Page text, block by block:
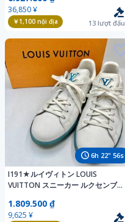
36,850 ¥
￥1,100nội địa 13 lượt đấu
6h 22" 55s
I191★ルイヴィトン LOUIS
VUITTON スニーカー ルクセンブル
1.809.500 ₫
9,625 ¥